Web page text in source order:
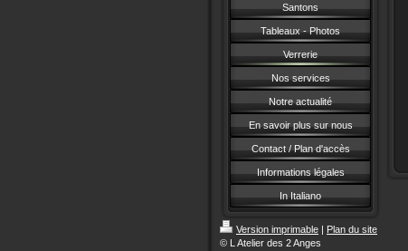
Santons
Tableaux - Photos
Verrerie
Nos services
Notre actualité
En savoir plus sur nous
Contact / Plan d'accès
Informations légales
In Italiano
Version imprimable | Plan du site
© L Atelier des 2 Anges